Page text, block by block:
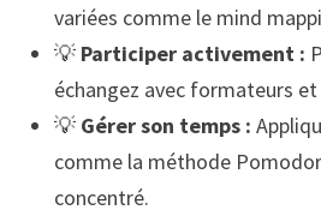
variées comme le mind
💡 Participer activement :
échangez avec formateurs
💡 Gérer son temps :
comme la méthode
concentré.